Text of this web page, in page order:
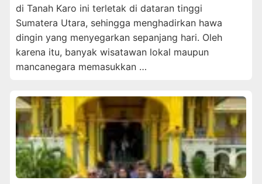
di Tanah Karo ini terletak di dataran tinggi
Sumatera Utara, sehingga menghadirkan hawa
dingin yang menyegarkan sepanjang hari. Oleh
karena itu, banyak wisatawan lokal maupun
mancanegara memasukkan …